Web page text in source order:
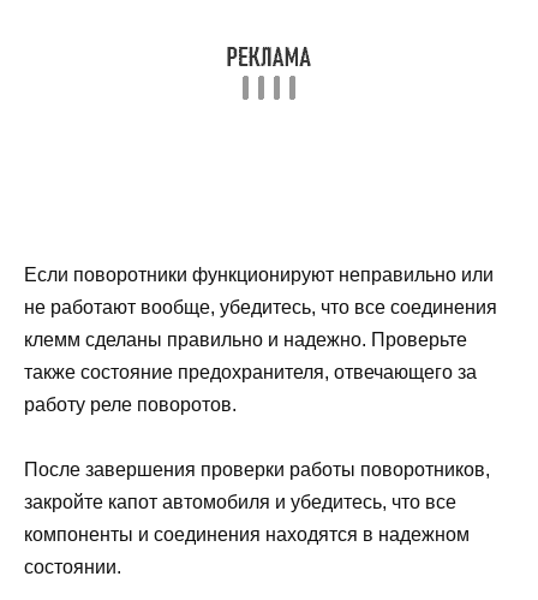
Если поворотники функционируют неправильно или
не работают вообще, убедитесь, что все соединения
клемм сделаны правильно и надежно. Проверьте
также состояние предохранителя, отвечающего за
работу реле поворотов.
После завершения проверки работы поворотников,
закройте капот автомобиля и убедитесь, что все
компоненты и соединения находятся в надежном
состоянии.